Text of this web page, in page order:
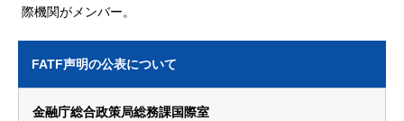
際機関がメンバー。
FATF声明の公表について
金融庁総合政策局総務課国際室